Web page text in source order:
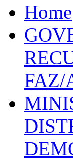
Home
FAZ/